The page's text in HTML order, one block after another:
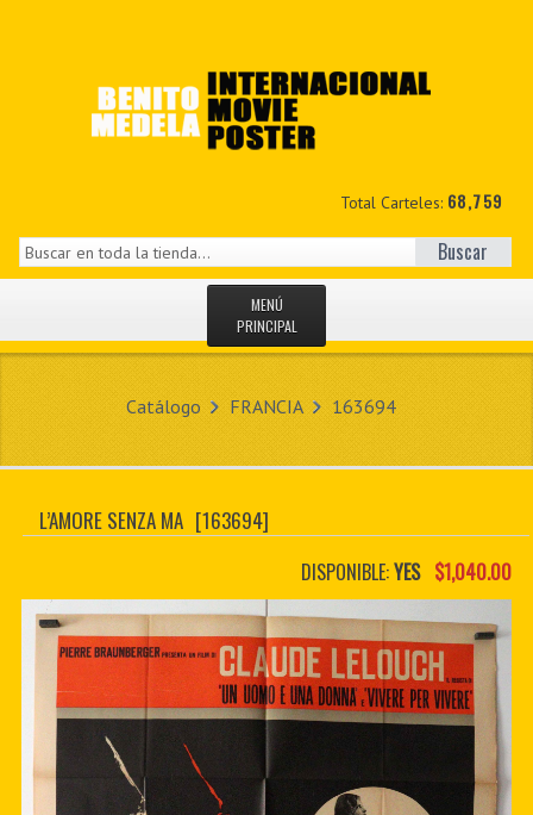
Total Carteles: 68,759
Buscar
MENÚ
PRINCIPAL
MIS DATOS
CONTACTO
PDF BOOKS
CUSTOM PDF
Catálogo FRANCIA 163694
L’AMORE SENZA MA [163694]
DISPONIBLE:YES $1,040.00